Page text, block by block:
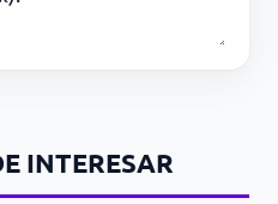
INTERESAR